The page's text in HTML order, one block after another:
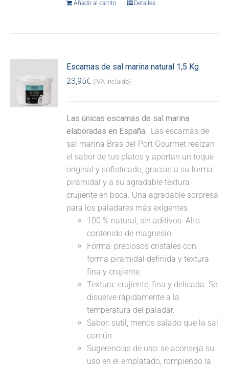
Añadir al carrito Detalles
Escamas de sal marina natural 1,5 Kg
23,95€ (IVA incluido)
Las únicas escamas de sal marina
elaboradas en España. Las escamas de
sal marina Bras del Port Gourmet realzan
el sabor de tus platos y aportan un toque
original y sofisticado, gracias a su forma
piramidal y a su agradable textura
crujiente en boca. Una agradable sorpresa
para los paladares más exigentes.
100 % natural, sin aditivos. Alto
contenido de magnesio.
Forma: preciosos cristales con
forma piramidal definida y textura
fina y crujiente.
Textura: crujiente, fina y delicada. Se
disuelve rápidamente a la
temperatura del paladar.
Sabor: sutil, menos salado que la sal
común.
Sugerencias de uso: se aconseja su
uso en el emplatado, rompiendo la